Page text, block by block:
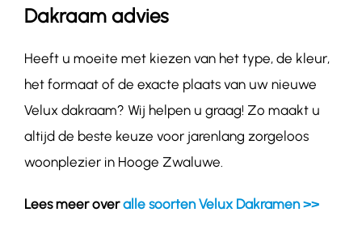
Dakraam advies
Heeft u moeite met kiezen van het type, de kleur,
het formaat of de exacte plaats van uw nieuwe
Velux dakraam? Wij helpen u graag! Zo maakt u
altijd de beste keuze voor jarenlang zorgeloos
woonplezier in Hooge Zwaluwe.
Lees meer overalle soorten Velux Dakramen >>